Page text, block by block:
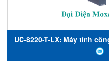
UC-8220-T-LX: Máy tính
lõi kép 1 GHz với 2 khe